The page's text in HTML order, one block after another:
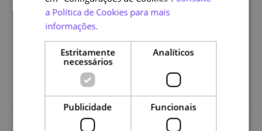
Ferramentas, tecnologias e recursos necessários para
o teletrabalho;
Confidencialidade e segurança da informação;
Conciliação da vida pessoal e profissional.
a Política de Cookies para mais
informações.
Estritamente
necessários
Analíticos
Publicidade Funcionais